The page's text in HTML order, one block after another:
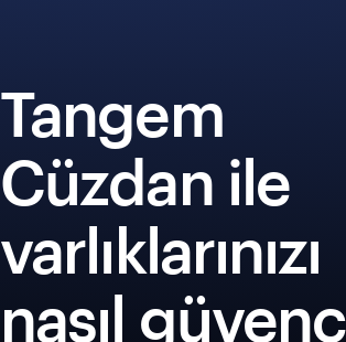
Tangem
Cüzdan ile
varlıklarınızı
nasıl